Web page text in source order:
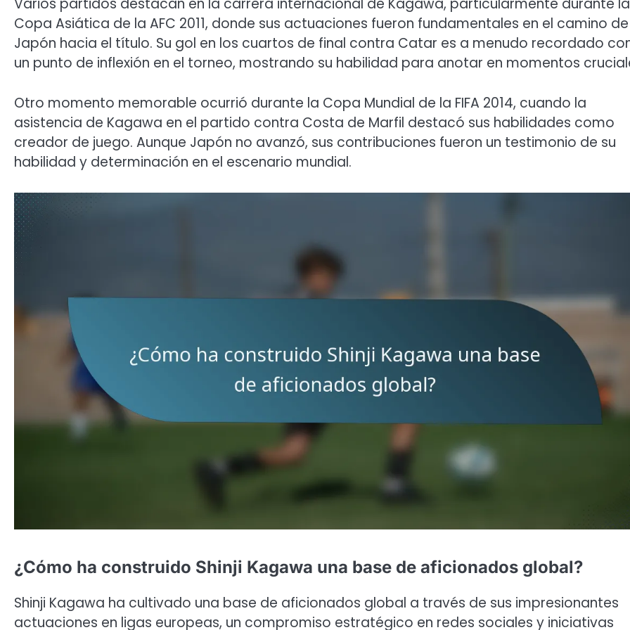
Varios partidos destacan en la carrera internacional de Kagawa, particularmente durante la
Copa Asiática de la AFC 2011, donde sus actuaciones fueron fundamentales en el camino de
Japón hacia el título. Su gol en los cuartos de final contra Catar es a menudo recordado
un punto de inflexión en el torneo, mostrando su habilidad para anotar en momentos
Otro momento memorable ocurrió durante la Copa Mundial de la FIFA 2014, cuando la
asistencia de Kagawa en el partido contra Costa de Marfil destacó sus habilidades como
creador de juego. Aunque Japón no avanzó, sus contribuciones fueron un testimonio de su
habilidad y determinación en el escenario mundial.
¿Cómo ha construido Shinji Kagawa una base de aficionados global?
Shinji Kagawa ha cultivado una base de aficionados global a través de sus impresionantes
actuaciones en ligas europeas, un compromiso estratégico en redes sociales y iniciativas